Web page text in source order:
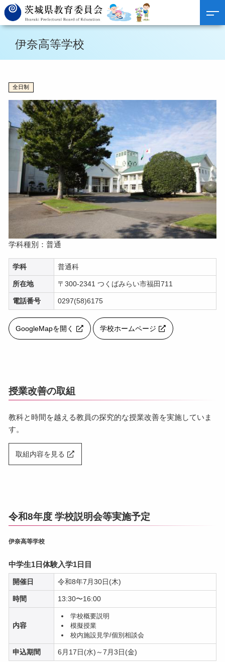
伊奈高等学校
全日制
学科種別：普通
学科 普通科
所在地 〒300-2341 つくばみらい市福田711
電話番号 0297(58)6175
GoogleMapを開く 学校ホームページ
授業改善の取組
教科と時間を越える教員の探究的な授業改善を実施していま
す。
取組内容を見る
令和8年度 学校説明会等実施予定
伊奈高等学校
中学生1日体験入学1日目
開催日 令和8年7月30日(木)
時間 13:30〜16:00
内容
学校概要説明
模擬授業
校内施設見学/個別相談会
申込期間 6月17日(水)～7月3日(金)